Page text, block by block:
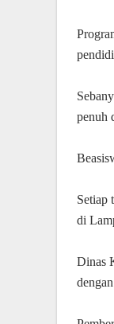
penuh
Setiap
di
Dinas